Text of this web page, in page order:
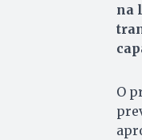
na
O